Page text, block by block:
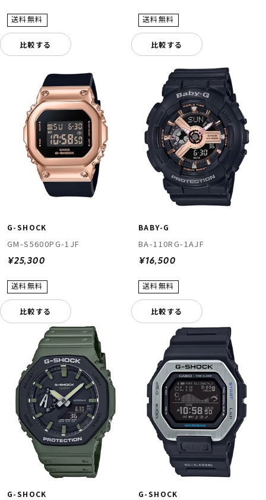
比較する 比較する
G-SHOCK
GM-S5600PG-1JF
¥25,300
比較する
BABY-G
BA-110RG-1AJF
¥16,500
比較する
G-SHOCK G-SHOCK